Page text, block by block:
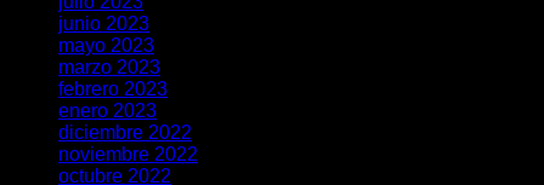
junio 2023
mayo 2023
marzo 2023
febrero 2023
enero 2023
diciembre 2022
noviembre 2022
octubre 2022